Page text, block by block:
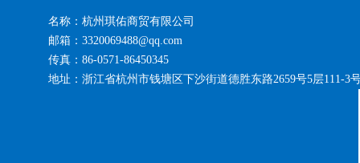
名称：杭州琪佑商贸有限公司
邮箱：3320069488@qq.com
传真：86-0571-86450345
地址：浙江省杭州市钱塘区下沙街道德胜东路2659号5层111-3